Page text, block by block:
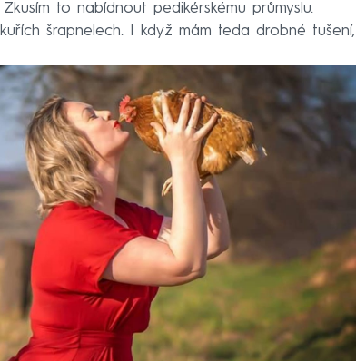
to nabídnout pedikérskému průmyslu.
šrapnelech. I když mám teda drobné tušení,